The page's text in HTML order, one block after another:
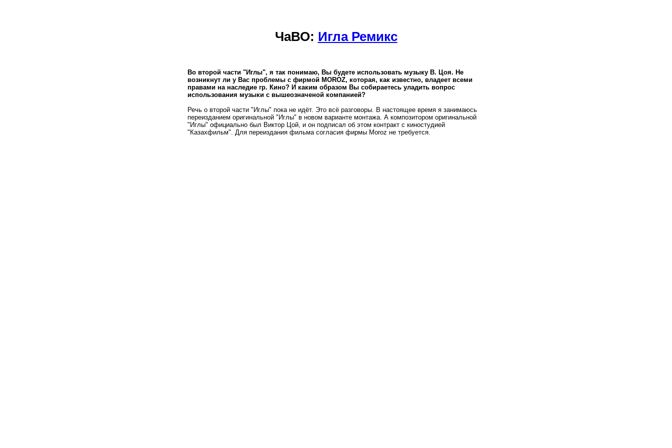
ЧаВО: Игла Ремикс
Во второй части "Иглы", я так понимаю, Вы будете использовать музыку В. Цоя. Не
возникнут ли у Вас проблемы с фирмой MOROZ, которая, как известно, владеет всеми
правами на наследие гр. Кино? И каким образом Вы собираетесь уладить вопрос
использования музыки с вышеозначеной компанией?
Речь о второй части "Иглы" пока не идёт. Это всё разговоры. В настоящее время я занимаюсь
переизданием оригинальной "Иглы" в новом варианте монтажа. А композитором оригинальной
"Иглы" официально был Виктор Цой, и он подписал об этом контракт с киностудией
"Казахфильм". Для переиздания фильма согласия фирмы Moroz не требуется.